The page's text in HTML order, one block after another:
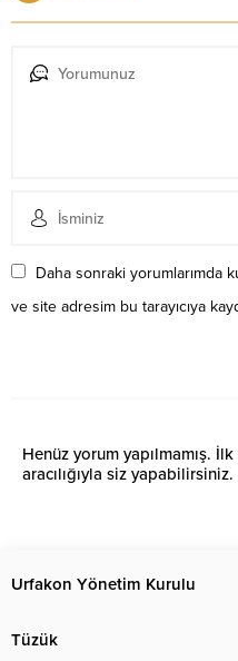
Daha sonraki yorumlarımda
ve site adresim bu tarayıcıya
Henüz yorum yapılmamış.
aracılığıyla siz yapabilirsiniz.
Urfakon Yönetim Kurulu
Tüzük